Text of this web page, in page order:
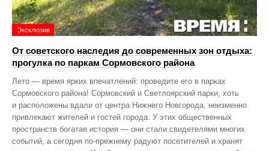
Эксклюзив
От советского наследия до современных зон отдыха:
прогулка по паркам Сормовского района
Лето — время ярких впечатлений: проведите его в парках
Сормовского района! Сормовский и Светлоярский парки, хоть
и расположены вдали от центра Нижнего Новгорода, неизменно
привлекают жителей и гостей города. У этих общественных
пространств богатая история — они стали свидетелями многих
событий, а сегодня по‑прежнему радуют посетителей и хранят